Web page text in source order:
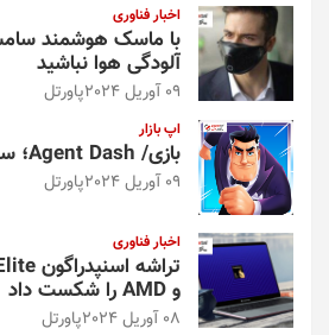
اخبار فناوری
با ماسک هوشمند
آلودگی هوا نباشید
09 آوریل 2024 پاورتل
اپ بازار
بازی/ Agent Dash؛ سکه‌ها را جمع کنید
09 آوریل 2024 پاورتل
اخبار فناوری
و AMD را شکست داد
08 آوریل 2024 پاورتل